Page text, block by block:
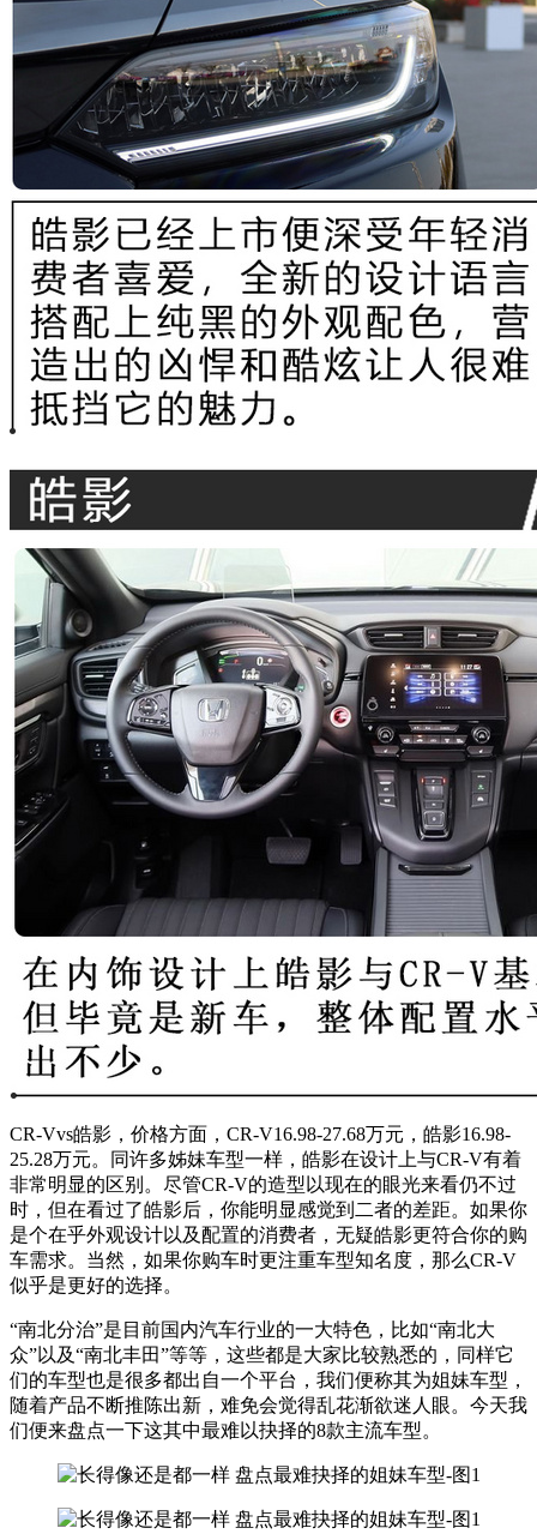
CR-Vvs皓影，价格方面，CR-V16.98-27.68万元，皓影16.98-
25.28万元。同许多姊妹车型一样，皓影在设计上与CR-V有着
非常明显的区别。尽管CR-V的造型以现在的眼光来看仍不过
时，但在看过了皓影后，你能明显感觉到二者的差距。如果你
是个在乎外观设计以及配置的消费者，无疑皓影更符合你的购
车需求。当然，如果你购车时更注重车型知名度，那么CR-V
似乎是更好的选择。
“南北分治”是目前国内汽车行业的一大特色，比如“南北大
众”以及“南北丰田”等等，这些都是大家比较熟悉的，同样它
们的车型也是很多都出自一个平台，我们便称其为姐妹车型，
随着产品不断推陈出新，难免会觉得乱花渐欲迷人眼。今天我
们便来盘点一下这其中最难以抉择的8款主流车型。